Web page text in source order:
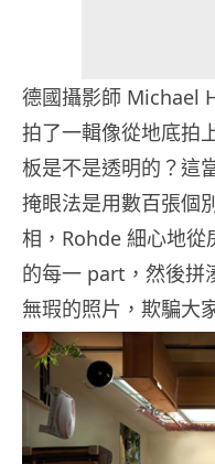
德國攝影師 Michael
拍了一輯像從地底拍
板是不是透明的？這
掩眼法是用數百張個
相，Rohde 細心地從
的每一 part，然後拼
無瑕的照片，欺騙大